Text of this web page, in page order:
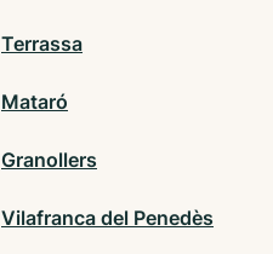
Terrassa
Mataró
Granollers
Vilafranca del Penedès